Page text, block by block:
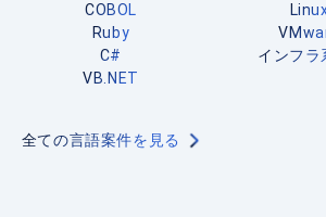
COBOL
Ruby
C#
VB.NET
全ての言語案件を見る
インフラ